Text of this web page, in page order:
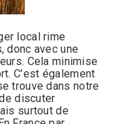
local rime
donc avec une
Cela minimise
C’est également
trouve dans notre
discuter
surtout de